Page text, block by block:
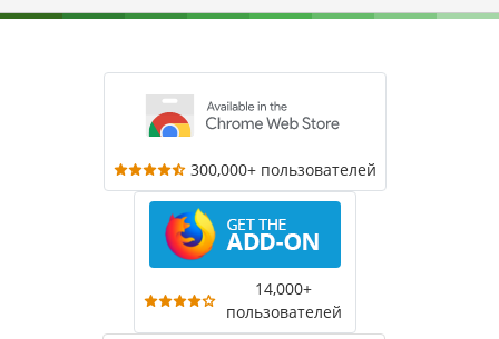
300,000+ пользователей
14,000+
пользователей